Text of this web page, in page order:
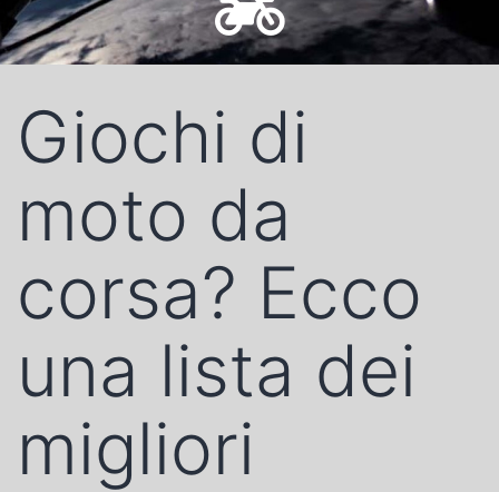
Giochi di
moto da
corsa? Ecco
una lista dei
migliori